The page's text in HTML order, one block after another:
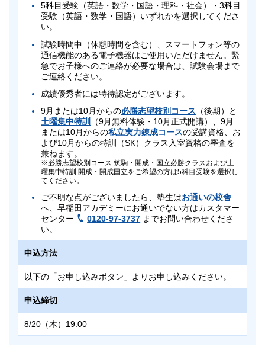
5科目受験（英語・数学・国語・理科・社会）・3科目
受験（英語・数学・国語）いずれかを選択してくださ
い。
試験時間中（休憩時間を含む）、スマートフォン等の
通信機能のある電子機器はご使用いただけません。緊
急でお子様へのご連絡が必要な場合は、試験会場まで
ご連絡ください。
成績優秀者には特待認定がございます。
9月または10月からの必勝志望校別コース （後期）と
土曜集中特訓
（9月無料体験・10月正式開講）、9月
または10月からの私立実力錬成コースの受講資格、お
よび10月からの特訓（SK）クラス入室資格の審査を
兼ねます。
必勝志望校別コース 筑駒・開成・国立必勝クラスおよび土
曜集中特訓 開成・開成国立をご希望の方は5科目受験を選択し
てください。
ご不明な点がございましたら、塾生はお通いの校舎
へ、早稲田アカデミーにお通いでない方はカスタマー
センター
0120-97-3737 までお問い合わせくださ
い。
申込方法
以下の「お申し込みボタン」よりお申し込みください。
申込締切
8/20（木）19:00